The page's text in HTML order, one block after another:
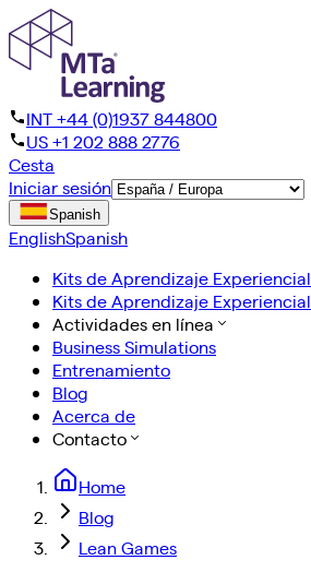
INT +44 (0)1937 844800
US +1 202 888 2776
Cesta
Iniciar sesión
Spanish
EnglishSpanish
Kits de Aprendizaje Experiencial
Kits de Aprendizaje Experiencial
Actividades en línea
Business Simulations
Entrenamiento
Blog
Acerca de
Contacto
Home
Blog
Lean Games